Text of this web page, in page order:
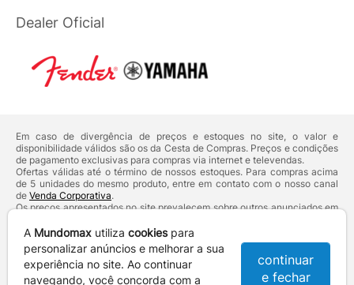
Dealer Oficial
Em caso de divergência de preços e estoques no site, o valor e
disponibilidade válidos são os da Cesta de Compras. Preços e condições
de pagamento exclusivas para compras via internet e televendas.
Ofertas válidas até o término de nossos estoques. Para compras acima
de 5 unidades do mesmo produto, entre em contato com o nosso canal
de Venda Corporativa.
Os preços apresentados no site prevalecem sobre outros anunciados em
Defesa do Consumidor:Lei nº 8.078.
Vendas sujeitas à confirmação de dados e análises de crédito e risco.
Razão Social: Hayamax Distribuidora de Produtos Eletrônicos Ltda -
CNPJ: 01.725.627/0002-53 - Endereço: R. Senador Souza Naves, 9 -
A Mundomax utiliza cookiespara
personalizar anúncios e melhorar a sua
experiência no site. Ao continuar
navegando, você concorda com a
continuar
e fechar